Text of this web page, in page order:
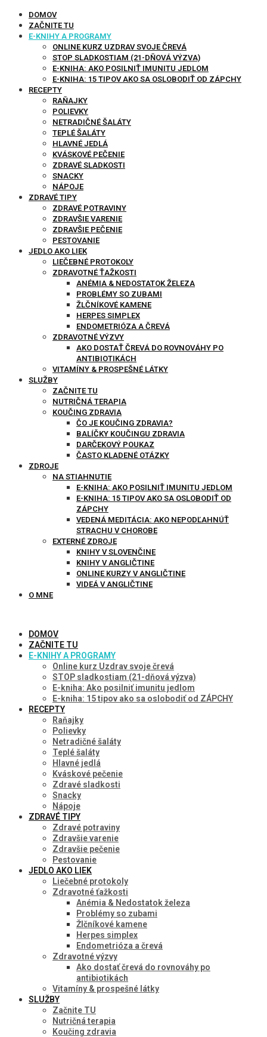
DOMOV
ZAČNITE TU
E-KNIHY A PROGRAMY
ONLINE KURZ UZDRAV SVOJE ČREVÁ
STOP SLADKOSTIAM (21-DŇOVÁ VÝZVA)
E-KNIHA: AKO POSILNIŤ IMUNITU JEDLOM
E-KNIHA: 15 TIPOV AKO SA OSLOBODIŤ OD ZÁPCHY
RECEPTY
RAŇAJKY
POLIEVKY
NETRADIČNÉ ŠALÁTY
TEPLÉ ŠALÁTY
HLAVNÉ JEDLÁ
KVÁSKOVÉ PEČENIE
ZDRAVÉ SLADKOSTI
SNACKY
NÁPOJE
ZDRAVÉ TIPY
ZDRAVÉ POTRAVINY
ZDRAVŠIE VARENIE
ZDRAVŠIE PEČENIE
PESTOVANIE
JEDLO AKO LIEK
LIEČEBNÉ PROTOKOLY
ZDRAVOTNÉ ŤAŽKOSTI
ANÉMIA & NEDOSTATOK ŽELEZA
PROBLÉMY SO ZUBAMI
ŽLČNÍKOVÉ KAMENE
HERPES SIMPLEX
ENDOMETRIÓZA A ČREVÁ
ZDRAVOTNÉ VÝZVY
AKO DOSTAŤ ČREVÁ DO ROVNOVÁHY PO
ANTIBIOTIKÁCH
VITAMÍNY & PROSPEŠNÉ LÁTKY
SLUŽBY
ZAČNITE TU
NUTRIČNÁ TERAPIA
KOUČING ZDRAVIA
ČO JE KOUČING ZDRAVIA?
BALÍČKY KOUČINGU ZDRAVIA
DARČEKOVÝ POUKAZ
ČASTO KLADENÉ OTÁZKY
ZDROJE
NA STIAHNUTIE
E-KNIHA: AKO POSILNIŤ IMUNITU JEDLOM
E-KNIHA: 15 TIPOV AKO SA OSLOBODIŤ OD
ZÁPCHY
VEDENÁ MEDITÁCIA: AKO NEPODĽAHNÚŤ
STRACHU V CHOROBE
EXTERNÉ ZDROJE
KNIHY V SLOVENČINE
KNIHY V ANGLIČTINE
ONLINE KURZY V ANGLIČTINE
VIDEÁ V ANGLIČTINE
O MNE
DOMOV
ZAČNITE TU
E-KNIHY A PROGRAMY
Online kurz Uzdrav svoje črevá
STOP sladkostiam (21-dňová výzva)
E-kniha: Ako posilniť imunitu jedlom
E-kniha: 15 tipov ako sa oslobodiť od ZÁPCHY
RECEPTY
Raňajky
Polievky
Netradičné šaláty
Teplé šaláty
Hlavné jedlá
Kváskové pečenie
Zdravé sladkosti
Snacky
Nápoje
ZDRAVÉ TIPY
Zdravé potraviny
Zdravšie varenie
Zdravšie pečenie
Pestovanie
JEDLO AKO LIEK
Liečebné protokoly
Zdravotné ťažkosti
Anémia & Nedostatok železa
Problémy so zubami
Žlčníkové kamene
Herpes simplex
Endometrióza a črevá
Zdravotné výzvy
Ako dostať črevá do rovnováhy po
antibiotikách
Vitamíny & prospešné látky
SLUŽBY
Začnite TU
Nutričná terapia
Koučing zdravia